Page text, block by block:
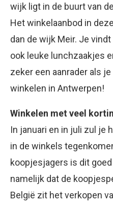
wijk ligt in de buurt van
Het winkelaanbod in
dan de wijk Meir. Je
ook leuke lunchzaakjes
zeker een aanrader als
winkelen in Antwerpen!
Winkelen met veel
In januari en in juli zul je
in de winkels
koopjesjagers is dit
namelijk dat de
België zit het verkopen